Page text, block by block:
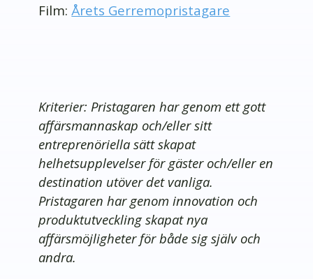
Film:Årets Gerremopristagare
Kriterier: Pristagaren har genom ett gott
affärsmannaskap och/eller sitt
entreprenöriella sätt skapat
helhetsupplevelser för gäster och/eller en
destination utöver det vanliga.
Pristagaren har genom innovation och
produktutveckling skapat nya
affärsmöjligheter för både sig själv och
andra.